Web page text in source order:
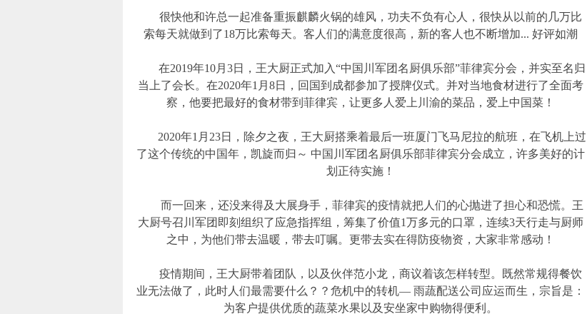
很快他和许总一起准备重振麒麟火锅的雄风，功夫不负有心人，很快从以前的几万比
索每天就做到了18万比索每天。客人们的满意度很高，新的客人也不断增加... 好评如潮
在2019年10月3日，王大厨正式加入“中国川军团名厨俱乐部”菲律宾分会，并实至名归
当上了会长。在2020年1月8日，回国到成都参加了授牌仪式。并对当地食材进行了全面考
察，他要把最好的食材带到菲律宾，让更多人爱上川渝的菜品，爱上中国菜！
2020年1月23日，除夕之夜，王大厨搭乘着最后一班厦门飞马尼拉的航班，在飞机上过
了这个传统的中国年，凯旋而归～ 中国川军团名厨俱乐部菲律宾分会成立，许多美好的计
划正待实施！
而一回来，还没来得及大展身手，菲律宾的疫情就把人们的心抛进了担心和恐慌。王
大厨号召川军团即刻组织了应急指挥组，筹集了价值1万多元的口罩，连续3天行走与厨师
之中，为他们带去温暖，带去叮嘱。更带去实在得防疫物资，大家非常感动！
疫情期间，王大厨带着团队，以及伙伴范小龙，商议着该怎样转型。既然常规得餐饮
业无法做了，此时人们最需要什么？？危机中的转机— 雨蔬配送公司应运而生，宗旨是：
为客户提供优质的蔬菜水果以及安坐家中购物得便利。